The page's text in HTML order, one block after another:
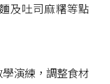
及吐司麻糬等點
演練，調整食材